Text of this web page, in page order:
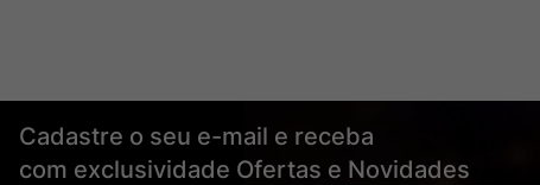
Cadastre o seu e-mail e receba
com exclusividade Ofertas e Novidades